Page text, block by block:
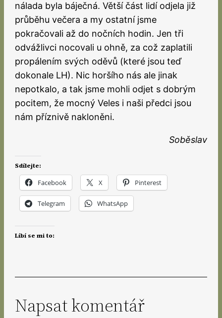
nálada byla báječná. Větší část lidí odjela již
průběhu večera a my ostatní jsme
pokračovali až do nočních hodin. Jen tři
odvážlivci nocovali u ohně, za což zaplatili
propálením svých oděvů (které jsou teď
dokonale LH). Nic horšího nás ale jinak
nepotkalo, a tak jsme mohli odjet s dobrým
pocitem, že mocný Veles i naši předci jsou
nám příznivě nakloněni.
Soběslav
Sdílejte:
Facebook X Pinterest
Telegram WhatsApp
Líbí se mi to:
Napsat komentář